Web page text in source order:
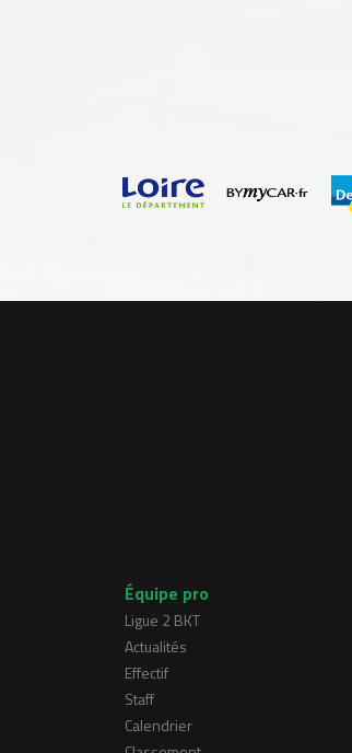
Équipe pro
Ligue 2 BKT
Actualités
Effectif
Staff
Calendrier